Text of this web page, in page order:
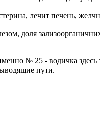
лечит печень,
доля
№ 25 - водичка здесь
пути.